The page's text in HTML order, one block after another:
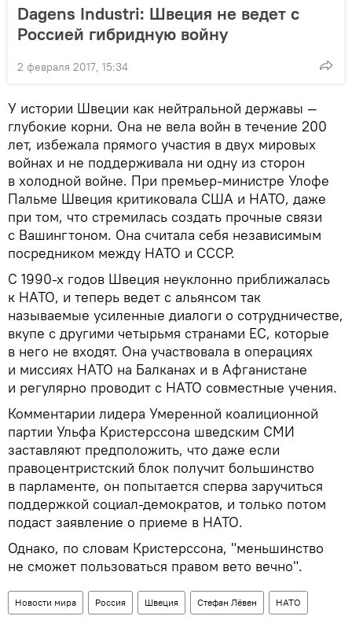
Dagens Industri: Швеция не ведет с
Россией гибридную войну
2 февраля 2017, 15:34
У истории Швеции как нейтральной державы —
глубокие корни. Она не вела войн в течение 200
лет, избежала прямого участия в двух мировых
войнах и не поддерживала ни одну из сторон
в холодной войне. При премьер-министре Улофе
Пальме Швеция критиковала США и НАТО, даже
при том, что стремилась создать прочные связи
с Вашингтоном. Она считала себя независимым
посредником между НАТО и СССР.
С 1990-х годов Швеция неуклонно приближалась
к НАТО, и теперь ведет с альянсом так
называемые усиленные диалоги о сотрудничестве,
вкупе с другими четырьмя странами ЕС, которые
в него не входят. Она участвовала в операциях
и миссиях НАТО на Балканах и в Афганистане
и регулярно проводит с НАТО совместные учения.
Комментарии лидера Умеренной коалиционной
партии Ульфа Кристерссона шведским СМИ
заставляют предположить, что даже если
правоцентристский блок получит большинство
в парламенте, он попытается сперва заручиться
поддержкой социал-демократов, и только потом
подаст заявление о приеме в НАТО.
Однако, по словам Кристерссона, "меньшинство
не сможет пользоваться правом вето вечно".
Новости мира Россия Швеция Стефан Лёвен НАТО